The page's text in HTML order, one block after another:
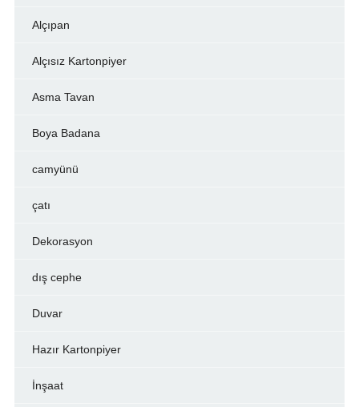
Alçıpan
Alçısız Kartonpiyer
Asma Tavan
Boya Badana
camyünü
çatı
Dekorasyon
dış cephe
Duvar
Hazır Kartonpiyer
İnşaat